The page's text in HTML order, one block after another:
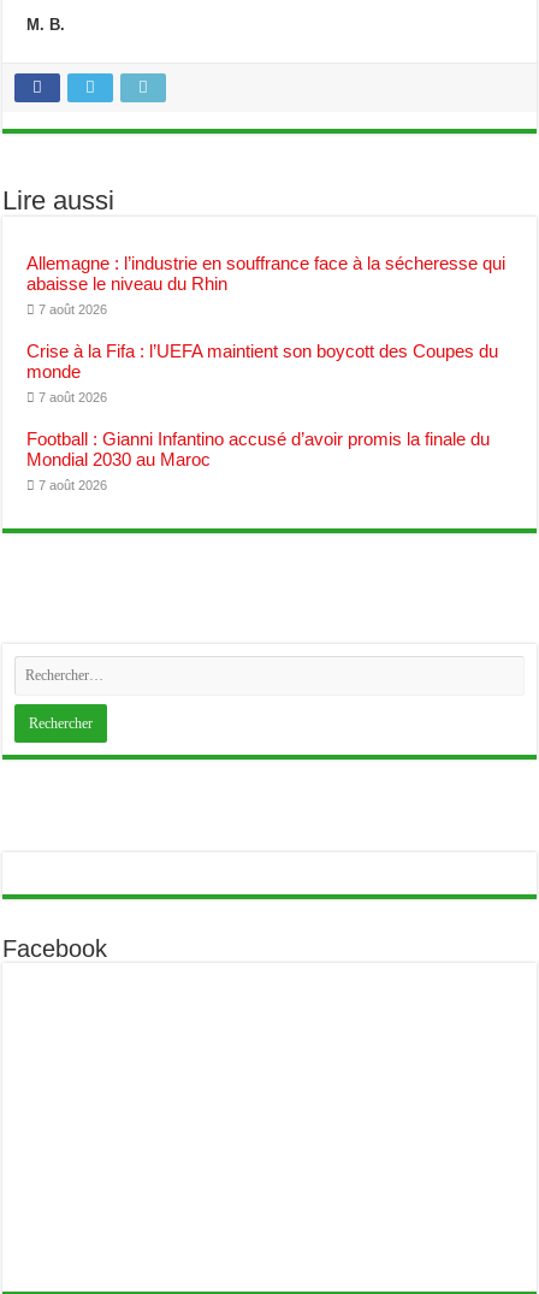
M. B.
Lire aussi
Allemagne : l’industrie en souffrance face à la sécheresse qui
abaisse le niveau du Rhin
7 août 2026
Crise à la Fifa : l’UEFA maintient son boycott des Coupes du
monde
7 août 2026
Football : Gianni Infantino accusé d’avoir promis la finale du
Mondial 2030 au Maroc
7 août 2026
Facebook